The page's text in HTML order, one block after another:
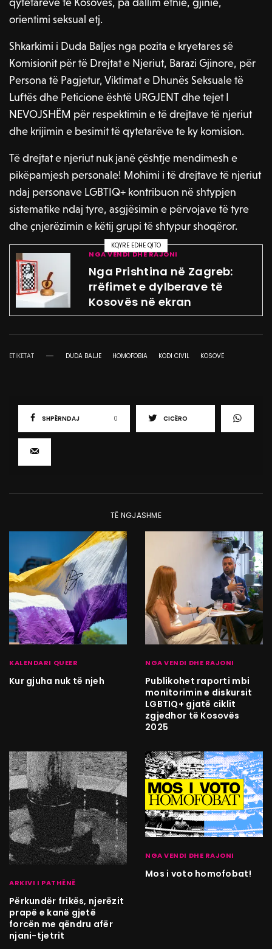
orientimi seksual etj.
Shkarkimi i Duda Baljes nga pozita e kryetares së
Komisionit për të Drejtat e Njeriut, Barazi Gjinore, për
Persona të Pagjetur, Viktimat e Dhunës Seksuale të
Luftës dhe Peticione është URGJENT dhe tejet I
NEVOJSHËM për respektimin e të drejtave të njeriut
dhe krijimin e besimit të qytetarëve te ky komision.
Të drejtat e njeriut nuk janë çështje mendimesh e
pikëpamjesh personale! Mohimi i të drejtave të njeriut
ndaj personave LGBTIQ+ kontribuon në shtypjen
sistematike ndaj tyre, asgjësimin e përvojave të tyre
dhe çnjerëzimin e këtij grupi të shtypur shoqëror.
KQYRE EDHE QITO
NGA VENDI DHE RAJONI
Nga Prishtina në Zagreb:
rrëfimet e dylberave të
Kosovës në ekran
ETIKETAT DUDA BALJE HOMOFOBIA KODI CIVIL KOSOVË
SHPËRNDAJ 0 CICËRO
TË NGJASHME
KALENDARI QUEER
Kur gjuha nuk të njeh
NGA VENDI DHE RAJONI
Publikohet raporti mbi
monitorimin e diskursit
LGBTIQ+ gjatë ciklit
zgjedhor të Kosovës
2025
ARKIVI I PATHËNË
Përkundër frikës, njerëzit
prapë e kanë gjetë
forcën me qëndru afër
njani-tjetrit
NGA VENDI DHE RAJONI
Mos i voto homofobat!